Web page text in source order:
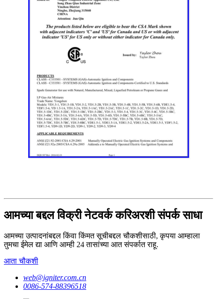
आमच्या बद्दल विक्री नेटवर्क करिअरशी संपर्क साधा
आमच्या उत्पादनांबद्दल किंवा किंमत सूचीबद्दल चौकशीसाठी, कृपया आम्हाला
तुमचा ईमेल द्या आणि आम्ही 24 तासांच्या आत संपर्कात राहू.
आता चौकशी
web@igniter.com.cn
0086-574-88396518